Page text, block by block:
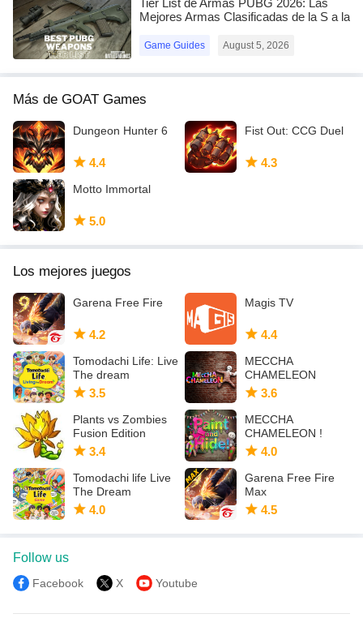
Tier List de Armas PUBG 2026: Las
Mejores Armas Clasificadas de la S a la
Game Guides August 5, 2026
Más de GOAT Games
Dungeon Hunter 6
4.4
Fist Out: CCG Duel
4.3
Motto Immortal
5.0
Los mejores juegos
Garena Free Fire
4.2
Magis TV
4.4
Tomodachi Life: Live
The dream
3.5
MECCHA
CHAMELEON
3.6
Plants vs Zombies
Fusion Edition
3.4
MECCHA
CHAMELEON !
4.0
Tomodachi life Live
The Dream
4.0
Garena Free Fire
Max
4.5
Follow us
Facebook X Youtube